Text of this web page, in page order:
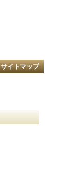
サイトマップ